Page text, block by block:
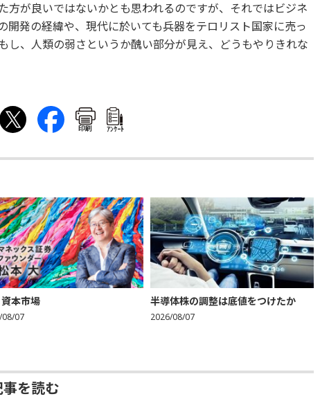
方が良いではないかとも思われるのですが、それではビジネ
開発の経緯や、現代に於いても兵器をテロリスト国家に売っ
し、人類の弱さというか醜い部分が見え、どうもやりきれな
印刷 ｱﾝｹｰﾄ
本市場
08/07
半導体株の調整は底値をつけたか
2026/08/07
事を読む